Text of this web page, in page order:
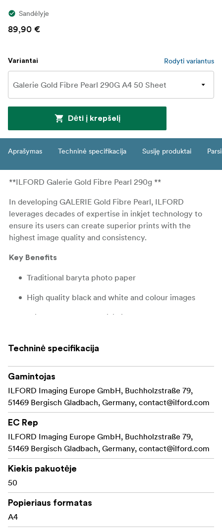
Sandėlyje
89,90 €
Variantai Rodyti variantus
Dėti į krepšelį
Aprašymas Techninė specifikacija Susiję produktai
**ILFORD Galerie Gold Fibre Pearl 290g **
In developing GALERIE Gold Fibre Pearl, ILFORD
leverages decades of expertise in inkjet technology to
ensure its users can create superior prints with the
highest image quality and consistency.
Key Benefits
Traditional baryta photo paper
High quality black and white and colour images
Wide color range for vivid images
Ink Type: Pigmented
Techninė specifikacija
Gamintojas
ILFORD Imaging Europe GmbH, Buchholzstraße 79,
51469 Bergisch Gladbach, Germany, contact@ilford.com
EC Rep
ILFORD Imaging Europe GmbH, Buchholzstraße 79,
51469 Bergisch Gladbach, Germany, contact@ilford.com
Kiekis pakuotėje
50
Popieriaus formatas
A4